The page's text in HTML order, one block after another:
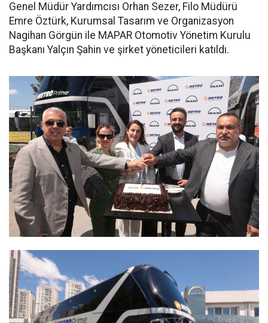
Genel Müdür Yardımcısı Orhan Sezer, Filo Müdürü
Emre Öztürk, Kurumsal Tasarım ve Organizasyon
Nagihan Görgün ile MAPAR Otomotiv Yönetim Kurulu
Başkanı Yalçın Şahin ve şirket yöneticileri katıldı.